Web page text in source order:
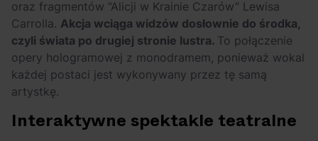
oraz fragmentów “Alicji w Krainie Czarów” Lewisa
Carrolla. Akcja wciąga widzów dosłownie do środka,
czyli świata po drugiej stronie lustra. To połączenie
opery hologramowej z monodramem, ponieważ wokal
każdej postaci jest wykonywany przez tę samą
artystkę.
Interaktywne spektakle teatralne